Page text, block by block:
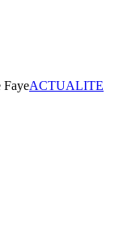
ACTUALITE